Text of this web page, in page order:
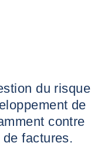
du risque
de
contre
factures.